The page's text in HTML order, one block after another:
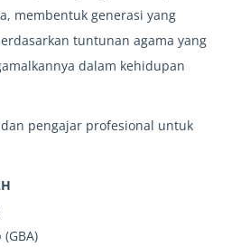
membentuk generasi yang
tuntunan agama yang
dalam kehidupan
pengajar profesional untuk